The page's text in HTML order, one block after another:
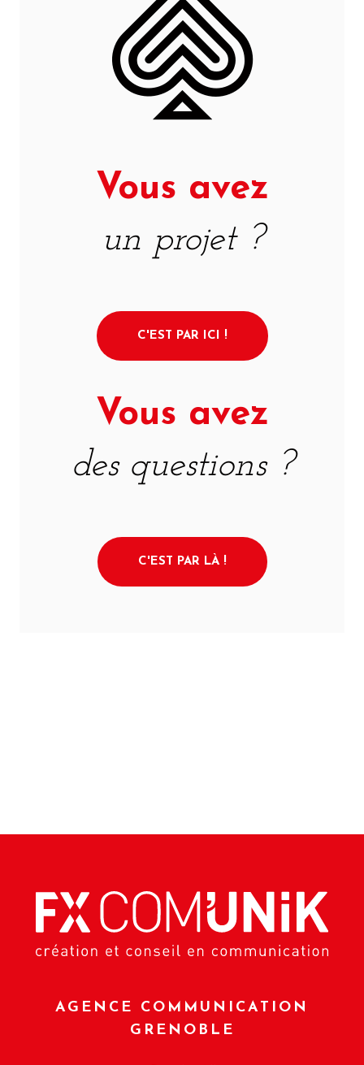
Vous avez
un projet ?
C'EST PAR ICI !
Vous avez
des questions ?
C'EST PAR LÀ !
AGENCE COMMUNICATION
GRENOBLE